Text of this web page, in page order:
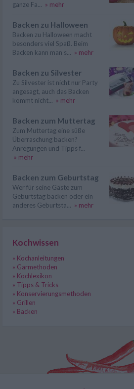
ganze Fa... » mehr
Backen zu Halloween
Backen zu Halloween macht
besonders viel Spaß. Beim
Backen kann man s... » mehr
Backen zu Silvester
Zu Silvester ist nicht nur Party
angesagt, auch das Backen
kommt nicht... » mehr
Backen zum Muttertag
Zum Muttertag eine süße
Überraschung backen?
Anregungen und Tipps f...
» mehr
Backen zum Geburtstag
Wer für seine Gäste zum
Geburtstag backen oder ein
anderes Geburtsta... » mehr
Kochwissen
» Kochanleitungen
» Garmethoden
» Kochlexikon
» Tipps & Tricks
» Konservierungsmethoden
» Grillen
» Backen